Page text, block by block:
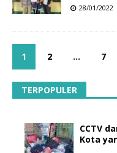
28/01/2022
1 2 … 7
TERPOPULER
CCTV
Kota